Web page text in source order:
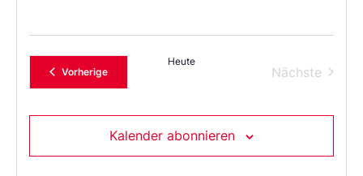
VorherigeVeranstaltungen
Heute
Nächste
Kalender abonnieren